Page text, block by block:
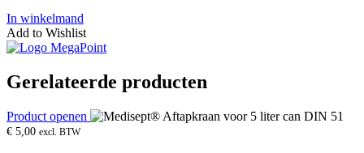
In winkelmand
Add to Wishlist
Gerelateerde producten
Product openen
€ 5,00 excl. BTW